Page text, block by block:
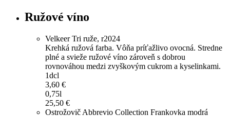
Ružové víno
Velkeer Tri ruže, r2024
Krehká ružová farba. Vôňa príťažlivo ovocná. Stredne
plné a svieže ružové víno zároveň s dobrou
rovnováhou medzi zvyškovým cukrom a kyselinkami.
1dcl
3,60 €
0,75l
25,50 €
Ostrožovič Abbrevio Collection Frankovka modrá